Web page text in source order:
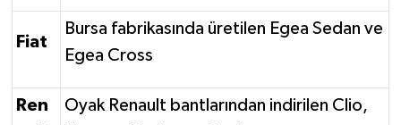
Fiat
Bursa fabrikasında üretilen Egea Sedan ve
Egea Cross
Ren
Oyak Renault bantlarından indirilen Clio,